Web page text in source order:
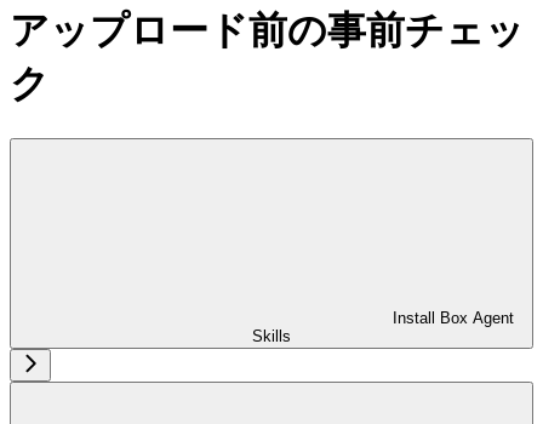
アップロード前の事前チェッ
ク
Install Box Agent
Skills